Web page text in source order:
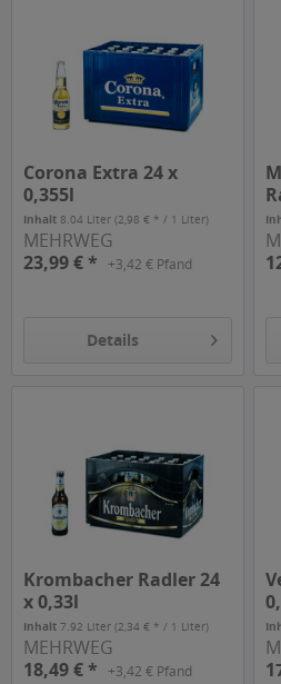
Corona Extra 24 x
0,355l
Inhalt 8.04 Liter(2,98 € * / 1 Liter)
MEHRWEG
23,99 € *
+3,42 € Pfand
Details
Krombacher Radler 24
x 0,33l
Inhalt7.92 Liter(2,34 € * / 1 Liter)
MEHRWEG
18,49 € *
+3,42 € Pfand